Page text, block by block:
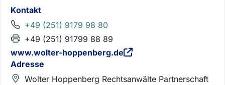
Kontakt
+49 (251) 9179 98 80
+49 (251) 91799 88 89
www.wolter-hoppenberg.de
Adresse
Wolter Hoppenberg Rechtsanwälte Partnerschaft